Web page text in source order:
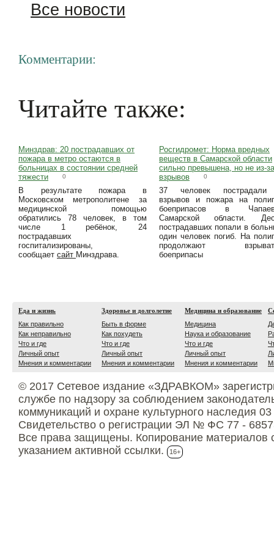
Все новости
Комментарии:
Читайте также:
Минздрав: 20 пострадавших от
пожара в метро остаются в
больницах в состоянии средней
тяжести
0
В результате пожара в
Московском метрополитене за
медицинской помощью
обратились 78 человек, в том
числе 1 ребёнок, 24
пострадавших
госпитализированы,
сообщает сайт Минздрава.
Росгидромет: Норма вредных
веществ в Самарской области
сильно превышена, но не из-за
взрывов
0
37 человек
взрывов и пожара на
боеприпасов в
Самарской области.
пострадавших попали в
один человек погиб. На
продолжают
боеприпасы
Еда и жизнь
Как правильно
Как неправильно
Что и где
Личный опыт
Мнения и комментарии
Здоровье и долголетие
Быть в форме
Как похудеть
Что и где
Личный опыт
Мнения и комментарии
Медицина и образование
Медицина
Наука и образование
Что и где
Личный опыт
Мнения и комментарии
© 2017 Сетевое издание «ЗДРАВКОМ»
службе по надзору за соблюдением
коммуникаций и охране культурного наследия
Свидетельство о регистрации ЭЛ № ФС 77 -
Все права защищены. Копирование материалов
указанием активной ссылки.
16+